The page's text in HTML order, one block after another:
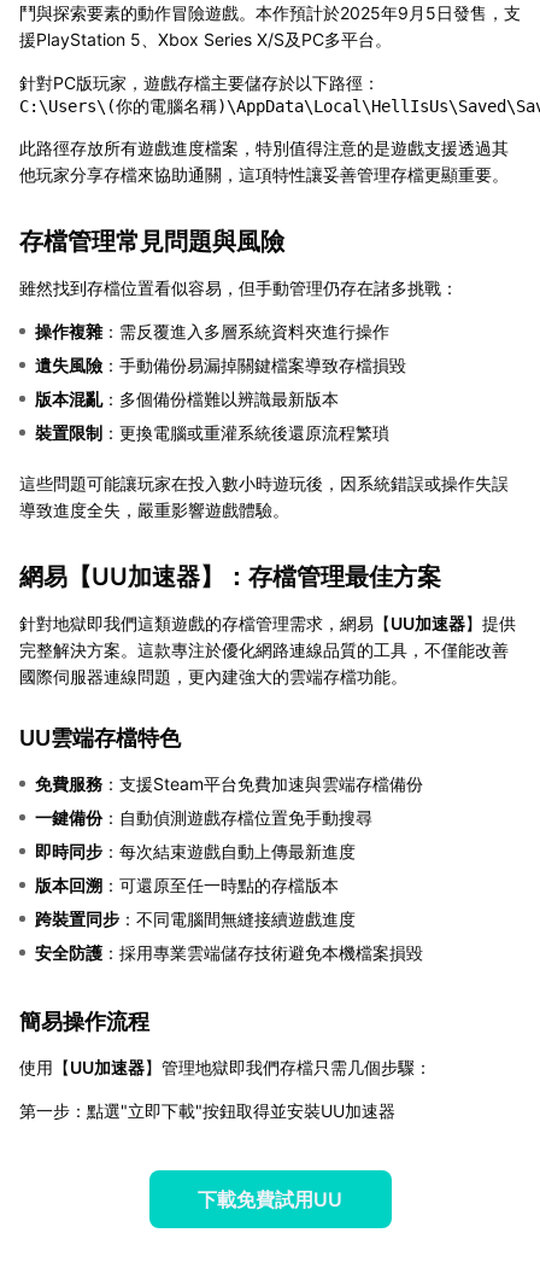
鬥與探索要素的動作冒險遊戲。本作預計於2025年9月5日發售，支
援PlayStation 5、Xbox Series X/S及PC多平台。
針對PC版玩家，遊戲存檔主要儲存於以下路徑：
此路徑存放所有遊戲進度檔案，特別值得注意的是遊戲支援透過其
他玩家分享存檔來協助通關，這項特性讓妥善管理存檔更顯重要。
存檔管理常見問題與風險
雖然找到存檔位置看似容易，但手動管理仍存在諸多挑戰：
操作複雜：需反覆進入多層系統資料夾進行操作
遺失風險 ：手動備份易漏掉關鍵檔案導致存檔損毀
版本混亂：多個備份檔難以辨識最新版本
裝置限制 ：更換電腦或重灌系統後還原流程繁瑣
這些問題可能讓玩家在投入數小時遊玩後，因系統錯誤或操作失誤
導致進度全失，嚴重影響遊戲體驗。
網易【UU加速器】：存檔管理最佳方案
針對地獄即我們這類遊戲的存檔管理需求，網易【UU加速器】提供
完整解決方案。這款專注於優化網路連線品質的工具，不僅能改善
國際伺服器連線問題，更內建強大的雲端存檔功能。
UU雲端存檔特色
免費服務 ：支援Steam平台免費加速與雲端存檔備份
一鍵備份：自動偵測遊戲存檔位置免手動搜尋
即時同步 ：每次結束遊戲自動上傳最新進度
版本回溯 ：可還原至任一時點的存檔版本
跨裝置同步 ：不同電腦間無縫接續遊戲進度
安全防護 ：採用專業雲端儲存技術避免本機檔案損毀
簡易操作流程
使用【UU加速器】管理地獄即我們存檔只需几個步驟：
第一步：點選"立即下載"按鈕取得並安裝UU加速器
下載免費試用UU